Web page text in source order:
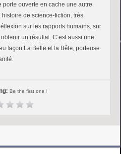
ouverte en cache une autre.
histoire de science-fiction, très
sur les rapports humains, sur
un résultat. C’est aussi une
façon La Belle et la Bête, porteuse
Be the first one !